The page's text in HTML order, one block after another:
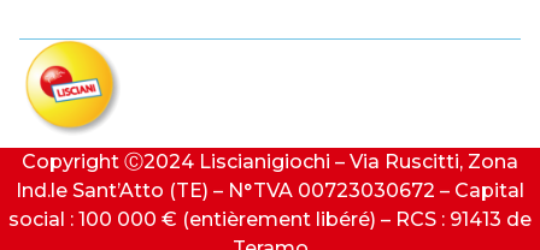
Copyright Ⓒ2024 Liscianigiochi – Via Ruscitti, Zona
Ind.le Sant’Atto (TE) – N°TVA 00723030672 – Capital
social : 100 000 € (entièrement libéré) – RCS : 91413 de